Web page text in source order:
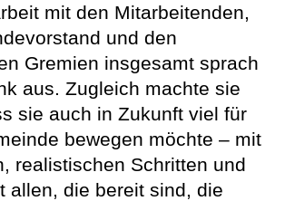
mit den Mitarbeitenden,
und den
Gremien insgesamt sprach
aus. Zugleich machte sie
sie auch in Zukunft viel für
bewegen möchte – mit
realistischen Schritten und
allen, die bereit sind, die